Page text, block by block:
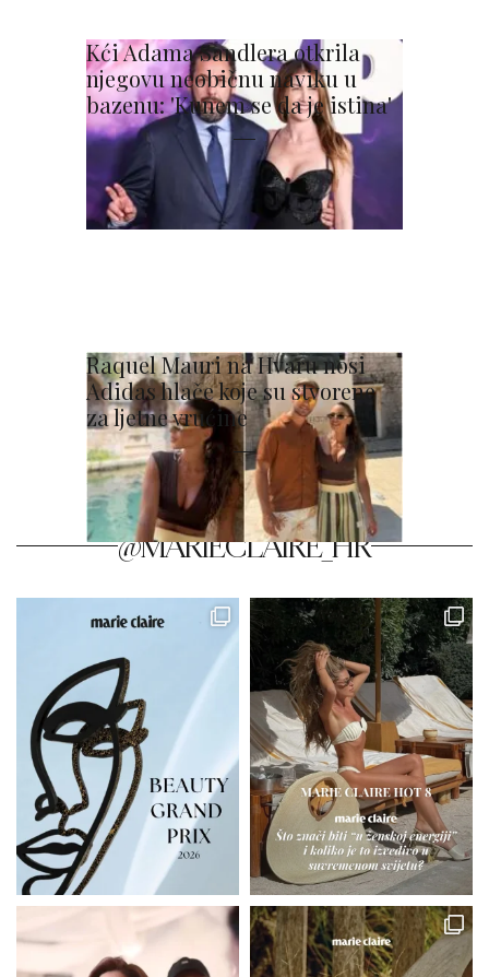
Kći Adama Sandlera otkrila
njegovu neobičnu naviku u
bazenu: 'Kunem se da je istina'
Raquel Mauri na Hvaru nosi
Adidas hlače koje su stvorene
za ljetne vrućine
@MARIECLAIRE_HR